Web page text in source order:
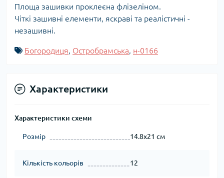
Площа зашивки проклеєна флізеліном.
Чіткі зашивні елементи, яскраві та реалістичні -
незашивні.
Богородиця, Остробрамська, н-0166
Характеристики
Характеристики схеми
Розмір 14.8x21 см
Кількість кольорів 12